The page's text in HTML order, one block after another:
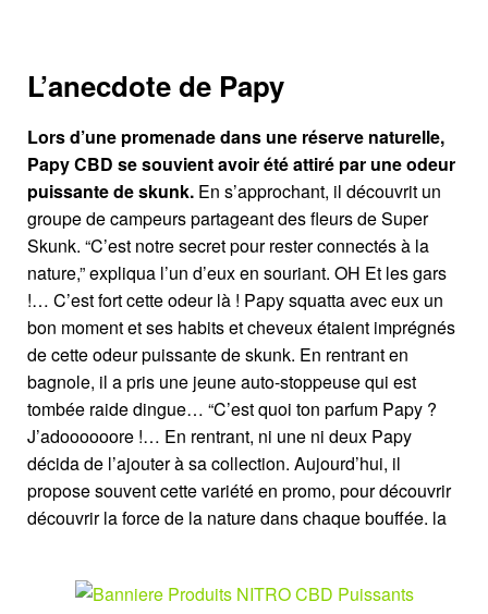
L’anecdote de Papy
Lors d’une promenade dans une réserve naturelle,
Papy CBD se souvient avoir été attiré par une odeur
puissante de skunk. En s’approchant, il découvrit un
groupe de campeurs partageant des fleurs de Super
Skunk. “C’est notre secret pour rester connectés à la
nature,” expliqua l’un d’eux en souriant. OH Et les gars
!… C’est fort cette odeur là ! Papy squatta avec eux un
bon moment et ses habits et cheveux étaient imprégnés
de cette odeur puissante de skunk. En rentrant en
bagnole, il a pris une jeune auto-stoppeuse qui est
tombée raide dingue… “C’est quoi ton parfum Papy ?
J’adoooooore !… En rentrant, ni une ni deux Papy
décida de l’ajouter à sa collection. Aujourd’hui, il
propose souvent cette variété en promo, pour découvrir
découvrir la force de la nature dans chaque bouffée. la